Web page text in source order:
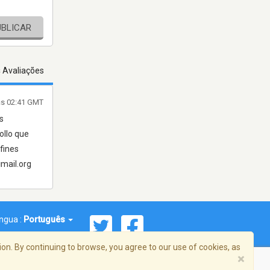
Avaliações
que
02:41 GMT
: Português
By continuing to browse, you agree to our use of cookies, as
×